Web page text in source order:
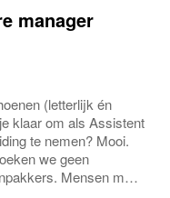
manager
(letterlijk én
klaar om als Assistent
te nemen? Mooi.
we geen
Mensen met